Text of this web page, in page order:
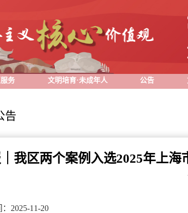
务 文明培育·未成年人 公告
告
我区两个案例入选2025年上
2025-11-20